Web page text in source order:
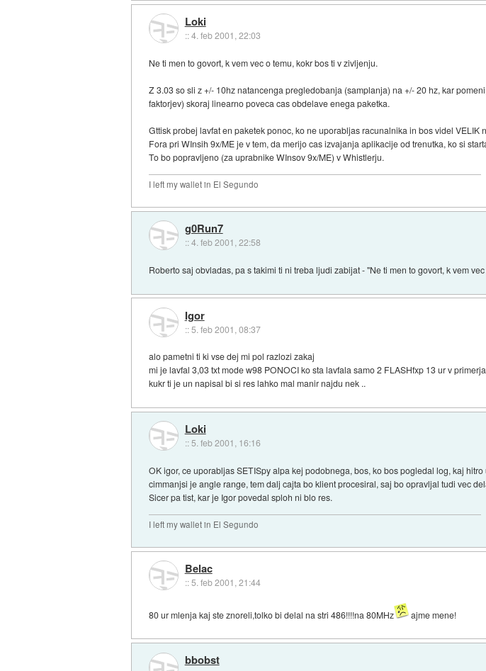
Loki
::4. feb 2001, 22:03
Ne ti men to govort, k vem vec o temu, kokr bos ti v zivljenju.
Z 3.03 so sli z +/- 10hz natancenga pregledobanja (samplanja) na +/- 20 hz, kar
faktorjev) skoraj linearno poveca cas obdelave enega paketka.
Gttisk probej lavfat en paketek ponoc, ko ne uporabljas racunalnika in bos videl VELIK
Fora pri WInsih 9x/ME je v tem, da merijo cas izvajanja aplikacije od trenutka, ko si
To bo popravljeno (za uprabnike WInsov 9x/ME) v Whistlerju.
I left my wallet in El Segundo
g0Run7
::4. feb 2001, 22:58
Roberto saj obvladas, pa s takimi ti ni treba ljudi zabijat - "Ne ti men to govort, k vem
Igor
::5. feb 2001, 08:37
alo pametni ti ki vse dej mi pol razlozi zakaj
mi je lavfal 3,03 txt mode w98 PONOCI ko sta lavfala samo 2 FLASHfxp 13 ur v
kukr ti je un napisal bi si res lahko mal manir najdu nek ..
Loki
:: 5. feb 2001, 16:16
OK igor, ce uporabljas SETISpy alpa kej podobnega, bos, ko bos pogledal log, kaj
cimmanjsi je angle range, tem dalj cajta bo klient procesiral, saj bo opravljal tudi vec
Sicer pa tist, kar je Igor povedal sploh ni blo res.
I left my wallet in El Segundo
Belac
::5. feb 2001, 21:44
80 ur mlenja kaj ste znoreli,tolko bi delal na stri 486!!!!na 80MHz ajme mene!
bbobst